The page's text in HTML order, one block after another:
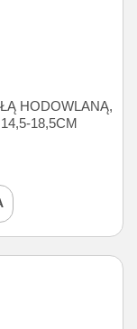
HODOWLANĄ,
18,5CM